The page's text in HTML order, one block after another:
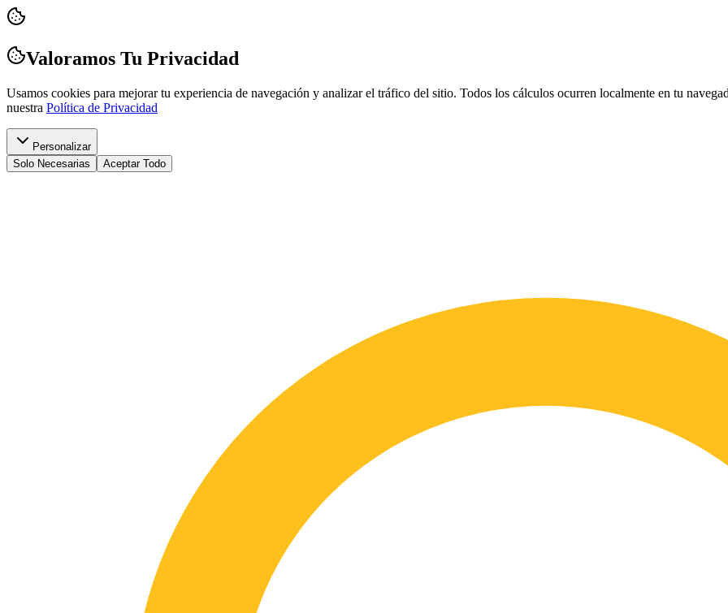
Valoramos Tu Privacidad
Usamos cookies para mejorar tu experiencia de navegación y analizar el tráfico del sitio. Todos los cálculos ocurren localmente en tu
nuestra Política de Privacidad
Personalizar
Solo Necesarias
Aceptar Todo